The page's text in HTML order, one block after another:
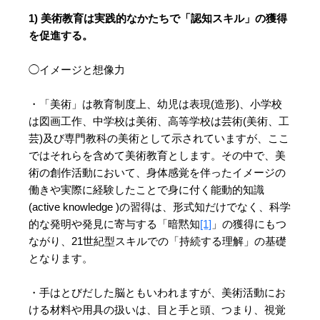
1) 美術教育は実践的なかたちで「認知スキル」の獲得
を促進する。
◯イメージと想像力
・「美術」は教育制度上、幼児は表現(造形)、小学校
は図画工作、中学校は美術、高等学校は芸術(美術、工
芸)及び専門教科の美術として示されていますが、ここ
ではそれらを含めて美術教育とします。その中で、美
術の創作活動において、身体感覚を伴ったイメージの
働きや実際に経験したことで身に付く能動的知識
(active knowledge )の習得は、形式知だけでなく、科学
的な発明や発見に寄与する「暗黙知[1] 」の獲得にもつ
ながり、21世紀型スキルでの「持続する理解」の基礎
となります。
・手はとびだした脳ともいわれますが、美術活動にお
ける材料や用具の扱いは、目と手と頭、つまり、視覚